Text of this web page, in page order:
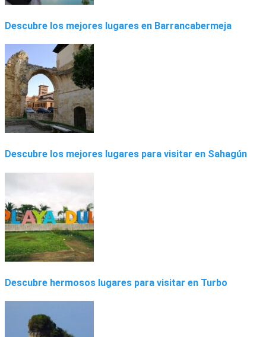
Descubre los mejores lugares en Barrancabermeja
Descubre los mejores lugares para visitar en Sahagún
Descubre hermosos lugares para visitar en Turbo